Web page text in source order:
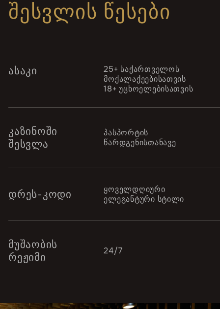
ᲨᲔᲡᲕᲚᲘᲡ ᲬᲔᲡᲔᲑᲘ
ᲐᲡᲐᲙᲘ
25+ საქართველოს
მოქალაქეებისათვის
18+ უცხოელებისათვის
ᲙᲐᲖᲘᲜᲝᲨᲘ
ᲨᲔᲡᲕᲚᲐ
პასპორტის
წარდგენისთანავე
ᲓᲠᲔᲡ-ᲙᲝᲓᲘ
ყოველდღიური
ელეგანტური სტილი
ᲛᲣᲨᲐᲝᲑᲘᲡ
ᲠᲔᲟᲘᲛᲘ
24/7